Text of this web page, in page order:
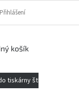
ELEKTROMOBILITA 2020
Přihlášení
košík
tiskárny štítků